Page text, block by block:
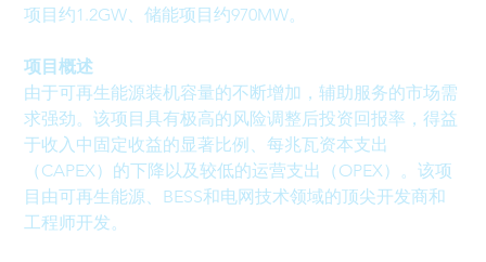
项目约1.2GW、储能项目约970MW。
项目概述
由于可再生能源装机容量的不断增加，辅助服务的市场需
求强劲。该项目具有极高的风险调整后投资回报率，得益
于收入中固定收益的显著比例、每兆瓦资本支出
（CAPEX）的下降以及较低的运营支出（OPEX）。该项
目由可再生能源、BESS和电网技术领域的顶尖开发商和
工程师开发。